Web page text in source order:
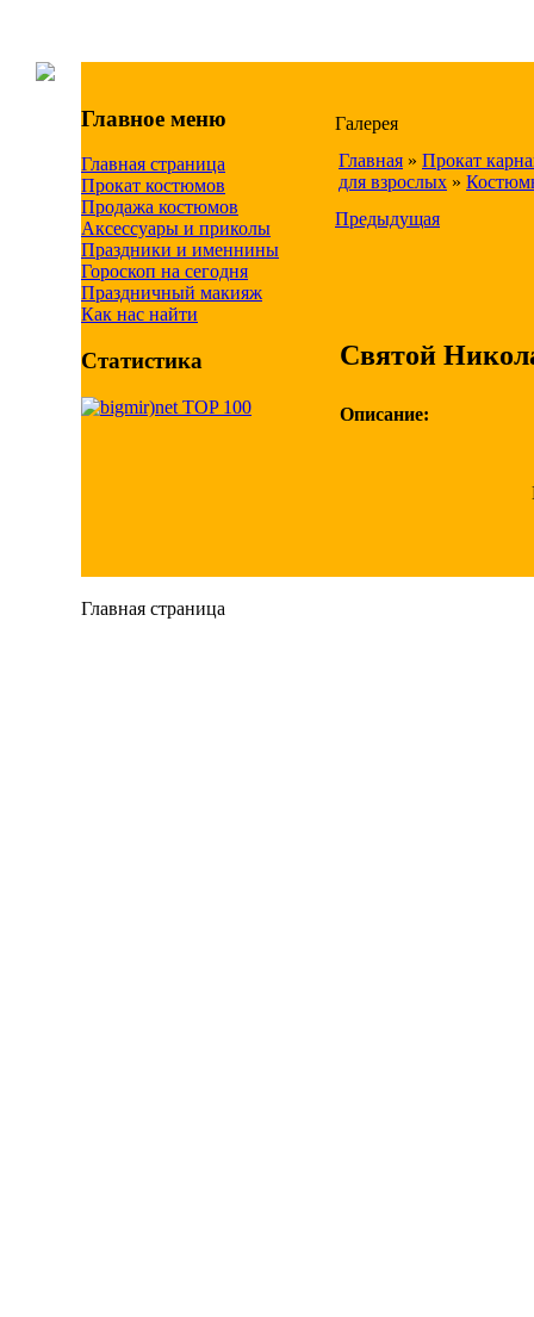
Главное меню
Главная страница
Прокат костюмов
Продажа костюмов
Аксессуары и приколы
Праздники и именнины
Гороскоп на сегодня
Праздничный макияж
Как нас найти
Статистика
Галерея
Главная » Прокат
для взрослых »
Предыдущая
Святой
Описание:
Главная страница